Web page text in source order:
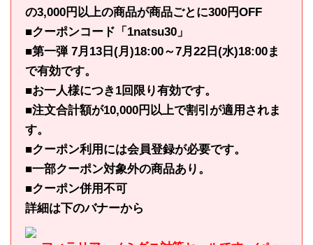
の3,000円以上の商品が商品ごとに300円OFF
■クーポンコード「1natsu30」
■第一弾 7月13日(月)18:00～7月22日(水)18:00ま
で有効です。
■お一人様につき1回限り有効です。
■注文合計額が10,000円以上で割引が適用されま
す。
■クーポン利用には会員登録が必要です。
■一部クーポン対象外の商品あり。
■クーポン併用不可
詳細は下のバナーから